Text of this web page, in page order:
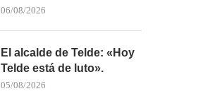
06/08/2026
El alcalde de Telde: «Hoy
Telde está de luto».
05/08/2026